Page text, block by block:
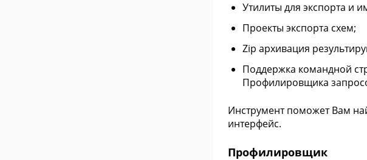
Утилиты для экспорта и
Проекты экспорта схем;
Zip архивация
Поддержка командной
Профилировщика
Инструмент поможет Вам
интерфейс.
Профилировщик